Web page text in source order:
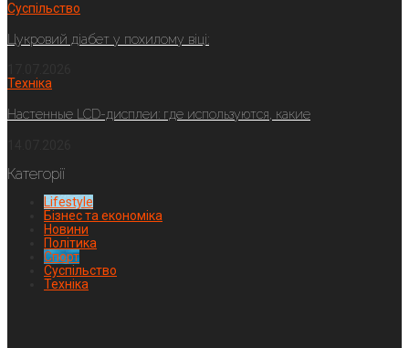
Суспільство
Цукровий діабет у похилому віці:
Техніка
Настенные LCD-дисплеи: где используются, какие
Категорії
Lifestyle
Бізнес та економіка
Новини
Політика
Спорт
Суспільство
Техніка